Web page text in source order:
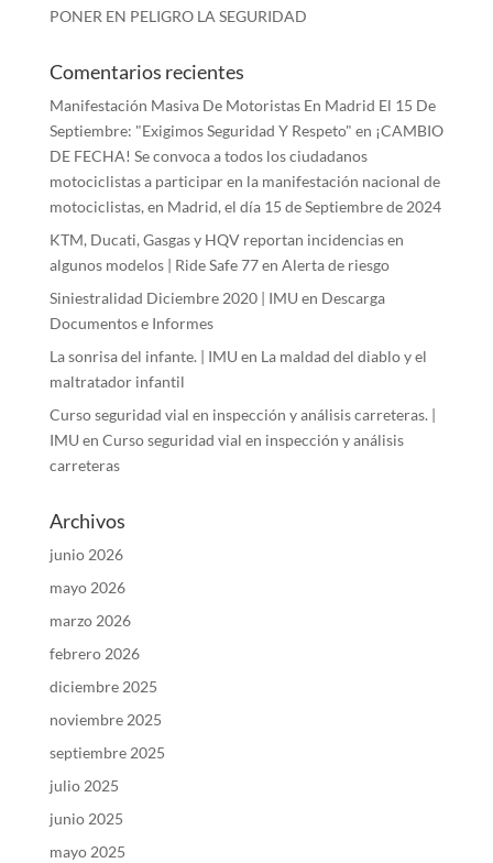
PONER EN PELIGRO LA SEGURIDAD
Comentarios recientes
Manifestación Masiva De Motoristas En Madrid El 15 De
Septiembre: "Exigimos Seguridad Y Respeto" en ¡CAMBIO
DE FECHA! Se convoca a todos los ciudadanos
motociclistas a participar en la manifestación nacional de
motociclistas, en Madrid, el día 15 de Septiembre de 2024
KTM, Ducati, Gasgas y HQV reportan incidencias en
algunos modelos | Ride Safe 77en Alerta de riesgo
Siniestralidad Diciembre 2020 | IMU en Descarga
Documentos e Informes
La sonrisa del infante. | IMU en La maldad del diablo y el
maltratador infantil
Curso seguridad vial en inspección y análisis carreteras. |
IMU en Curso seguridad vial en inspección y análisis
carreteras
Archivos
junio 2026
mayo 2026
marzo 2026
febrero 2026
diciembre 2025
noviembre 2025
septiembre 2025
julio 2025
junio 2025
mayo 2025